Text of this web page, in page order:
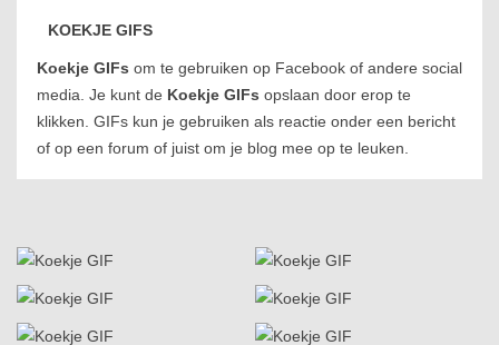
KOEKJE GIFS
Koekje GIFs om te gebruiken op Facebook of andere social
media. Je kunt de Koekje GIFs opslaan door erop te
klikken. GIFs kun je gebruiken als reactie onder een bericht
of op een forum of juist om je blog mee op te leuken.